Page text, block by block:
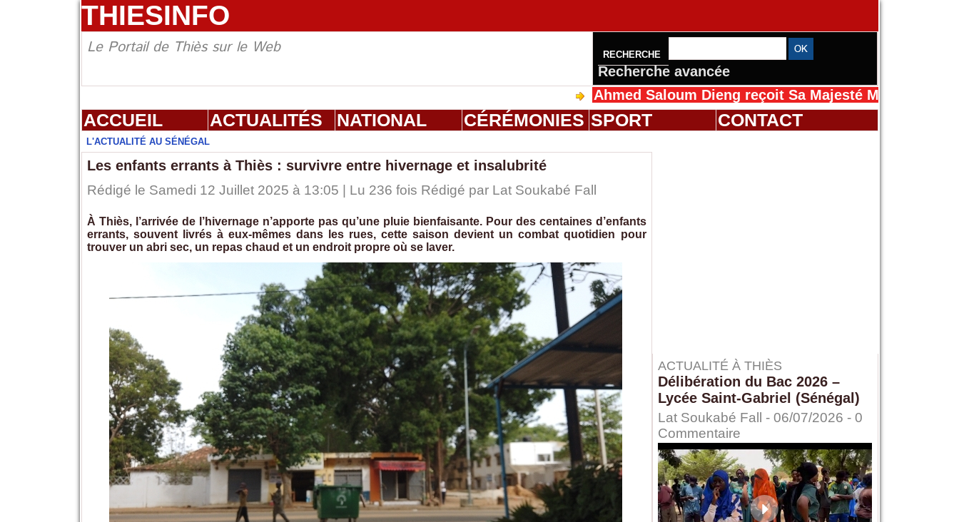
THIESINFO
Le Portail de Thiès sur le Web RECHERCHE
Recherche avancée
Ahmed Saloum Dieng reçoit Sa Majesté Mansah Cissé au
ACCUEIL ACTUALITÉS NATIONAL CÉRÉMONIES SPORT CONTACT
L'ACTUALITÉ AU SÉNÉGAL
Les enfants errants à Thiès : survivre entre hivernage et insalubrité
Rédigé le Samedi 12 Juillet 2025 à 13:05 | Lu 236 fois Rédigé par Lat Soukabé Fall
À Thiès, l’arrivée de l’hivernage n’apporte pas qu’une pluie bienfaisante. Pour des centaines d’enfants
errants, souvent livrés à eux-mêmes dans les rues, cette saison devient un combat quotidien pour
trouver un abri sec, un repas chaud et un endroit propre où se laver.
ACTUALITÉ À THIÈS
Délibération du Bac 2026 –
Lycée Saint-Gabriel (Sénégal)
Lat Soukabé Fall - 06/07/2026 - 0
Commentaire